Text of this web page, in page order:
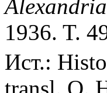
Alexandria
1936. T.
Ист.:
transl. O.